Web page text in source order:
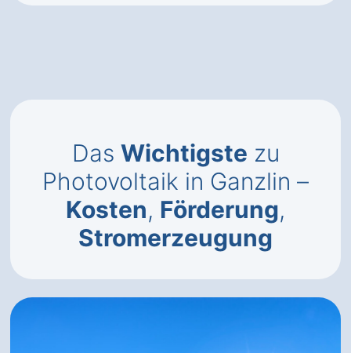
Das Wichtigste zu
Photovoltaik in Ganzlin –
Kosten, Förderung,
Stromerzeugung